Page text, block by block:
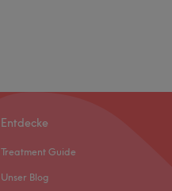
Entdecke
Treatment Guide
Unser Blog